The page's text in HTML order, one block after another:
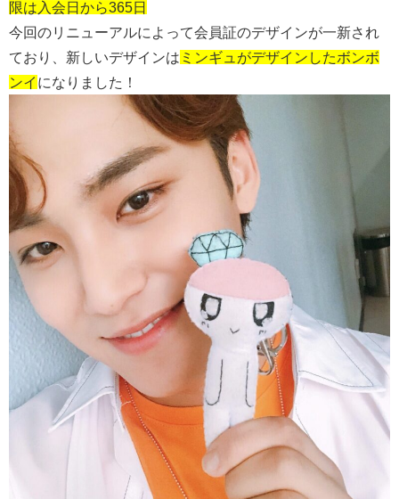
限は入会日から365日
今回のリニューアルによって会員証のデザインが一新され
ており、新しいデザインは ミンギュがデザインしたボンボ
ンイ になりました！